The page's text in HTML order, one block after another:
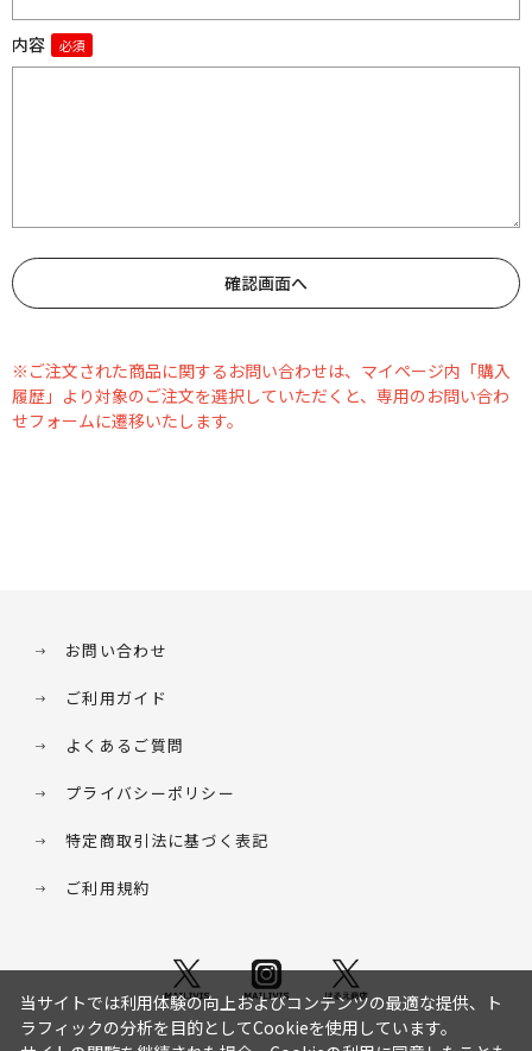
内容
※ご注文された商品に関するお問い合わせは、マイページ内「購入
履歴」より対象のご注文を選択していただくと、専用のお問い合わ
せフォームに遷移いたします。
お問い合わせ
ご利用ガイド
よくあるご質問
プライバシーポリシー
特定商取引法に基づく表記
ご利用規約
当サイトでは利用体験の向上およびコンテンツの最適な提供、ト
ラフィックの分析を目的としてCookieを使用しています。